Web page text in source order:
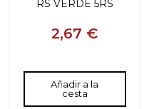
RS VERDE 5RS
2,67 €
Añadir a la
cesta